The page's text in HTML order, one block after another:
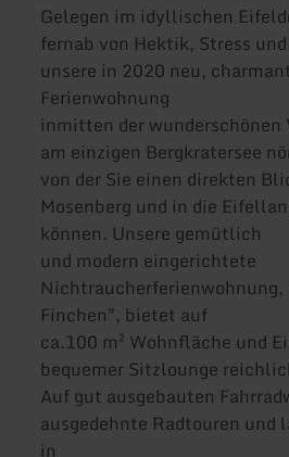
Gelegen im idyllischen
fernab von Hektik, Stress
unsere in 2020 neu,
Ferienwohnung
inmitten der
am einzigen Bergkratersee
von der Sie einen direkten
Mosenberg und in die
können. Unsere gemütlich
und modern eingerichtete
Finchen", bietet auf
ca.100 m² Wohnfläche und
bequemer Sitzlounge
Auf gut ausgebauten
ausgedehnte Radtouren und
in